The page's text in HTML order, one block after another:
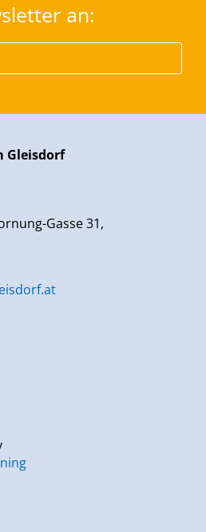
an:
Gleisdorf
Gasse 31,